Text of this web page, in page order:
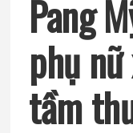
Pang
phụ
tầm